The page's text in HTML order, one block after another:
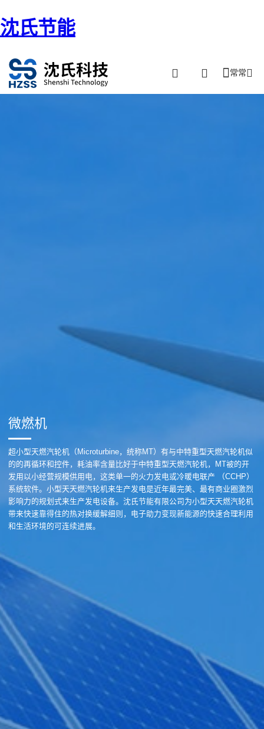
沈氏节能
常常
微燃机
超小型天燃汽轮机（Microturbine，统称MT）有与中特重型天燃汽轮机似
的的再循环和控件，耗油率含量比好于中特重型天燃汽轮机，MT被的开
发用以小经营规模供用电，这类单一的火力发电或冷暖电联产 （CCHP）
系统软件。小型天天燃汽轮机来生产发电是近年最完美、最有商业圈激烈
影响力的规划式来生产发电设备。沈氏节能有限公司为小型天天燃汽轮机
带来快速靠得住的热对换缓解细则，电子助力变现新能源的快速合理利用
和生活环境的可连续进展。